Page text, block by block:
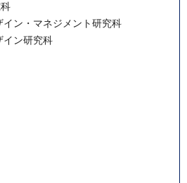
ン・マネジメント研究科
イン研究科